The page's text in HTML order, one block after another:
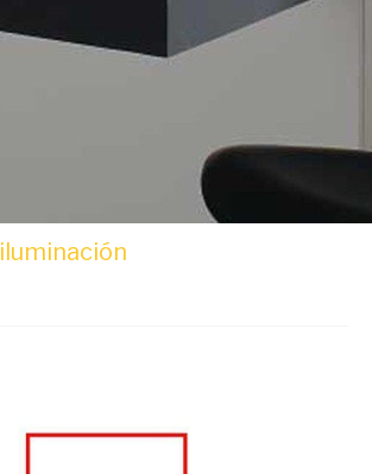
iluminación